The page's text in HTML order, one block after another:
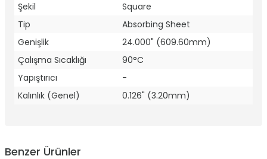
Şekil
Square
Tip
Absorbing Sheet
Genişlik
24.000" (609.60mm)
Çalışma Sıcaklığı
90°C
Yapıştırıcı
-
Kalınlık (Genel)
0.126" (3.20mm)
Benzer Ürünler